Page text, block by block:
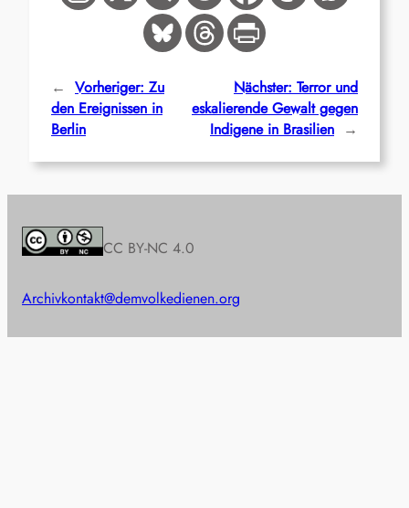
← Vorheriger: Zu
den Ereignissen in
Berlin
Nächster: Terror und
eskalierende Gewalt gegen
Indigene in Brasilien →
CC BY-NC 4.0
Archivkontakt@demvolkedienen.org